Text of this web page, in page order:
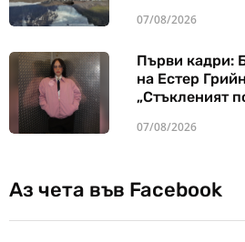
07/08/2026
Първи кадри:
на Естер
„Стъкленият
07/08/2026
Аз чета във Facebook